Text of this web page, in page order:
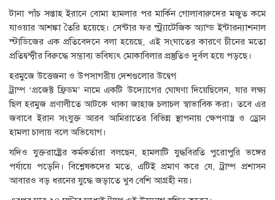
টানা পাঁচ সপ্তাহ ইরানে বোমা হামলার পর মার্কিন গোলাবারুদের মজুত কমে
যাওয়ার আশঙ্কা তৈরি হয়েছে। সেন্টার ফর স্ট্র্যাটেজিক অ্যান্ড ইন্টারন্যাশনাল
স্টাডিজের এক প্রতিবেদনে বলা হয়েছে, এই সংঘাতের কারণে চীনের মতো
প্রতিদ্বন্দ্বীর বিরুদ্ধে সম্ভাব্য ভবিষ্যৎ মোকাবিলার প্রস্তুতিও দুর্বল হয়ে পড়ছে।
হরমুজে উত্তেজনা ও উপসাগরীয় দেশগুলোর উদ্বেগ
ট্রাম্প ‘প্রজেক্ট ফ্রিডম’ নামে একটি উদ্যোগের ঘোষণা দিয়েছিলেন, যার লক্ষ্য
ছিল হরমুজ প্রণালীতে আটকে থাকা জাহাজ চলাচল স্বাভাবিক করা। তবে এর
জবাবে ইরান সংযুক্ত আরব আমিরাতের বিভিন্ন স্থাপনায় ক্ষেপণাস্ত্র ও ড্রোন
হামলা চালায় বলে অভিযোগ।
যদিও যুক্তরাষ্ট্রের কর্মকর্তারা বলছেন, হামলাটি যুদ্ধবিরতি পুরোপুরি ভঙ্গের
পর্যায়ে পড়েনি। বিশ্লেষকদের মতে, এটিই প্রমাণ করে যে, ট্রাম্প প্রশাসন
আবারও বড় ধরনের যুদ্ধে জড়াতে খুব বেশি আগ্রহী নয়।